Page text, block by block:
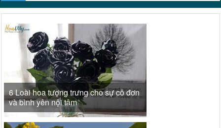
6 Loài hoa tượng trưng cho sự cô đơn
và bình yên nội tâm